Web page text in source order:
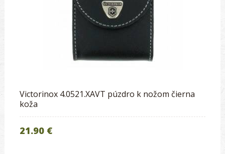
Victorinox 4.0521.XAVT púzdro k nožom čierna
koža
21.90 €